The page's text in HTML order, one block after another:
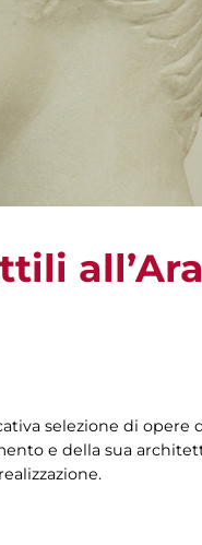
selezione di opere
e della sua